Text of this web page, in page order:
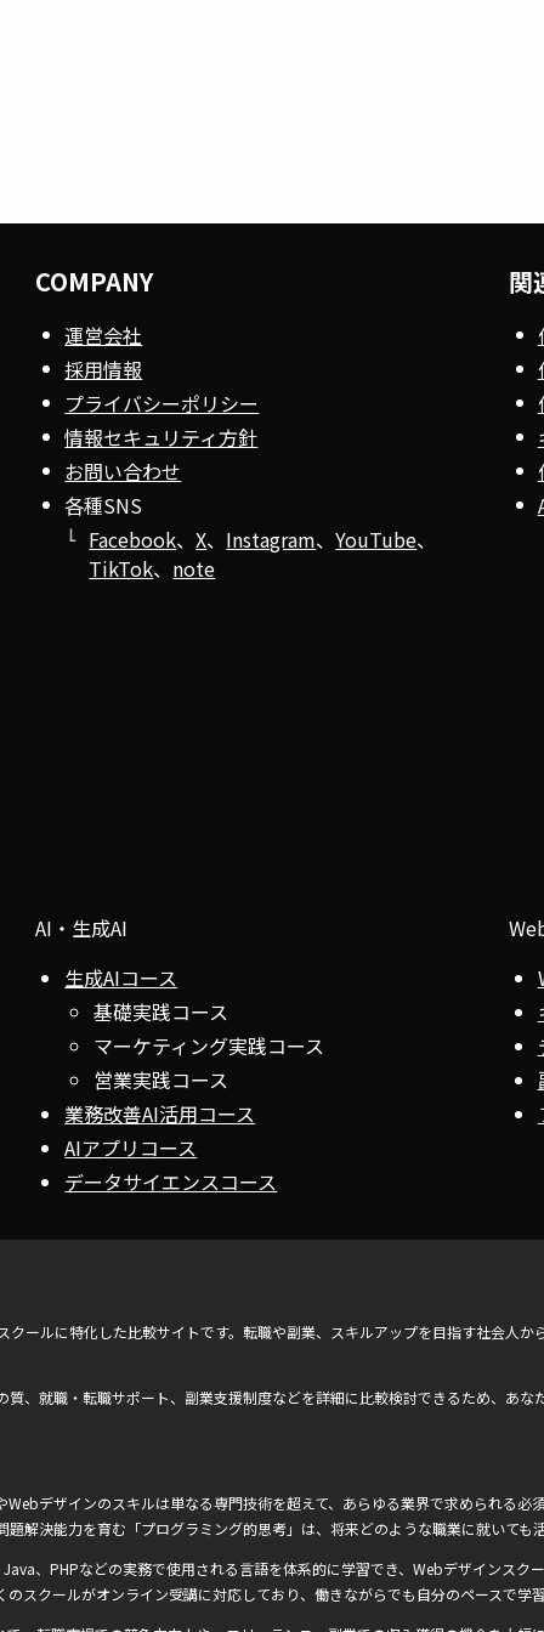
COMPANY
運営会社
採用情報
プライバシーポリシー
情報セキュリティ方針
お問い合わせ
各種SNS
Facebook、X、 Instagram、YouTube、
TikTok、 note
関
AI・生成AI
生成AIコース
基礎実践コース
マーケティング実践コース
営業実践コース
業務改善AI活用コース
AIアプリコース
データサイエンスコース
ールに特化した比較サイトです。転職や副業、スキルアップを目指す社会人
、就職・転職サポート、副業支援制度などを詳細に比較検討できるため、あ
デザインのスキルは単なる専門技術を超えて、あらゆる業界で求められる
解決能力を育む「プログラミング的思考」は、将来どのような職業に就いても
、PHPなどの実務で使用される言語を体系的に学習でき、Webデザインスク
スクールがオンライン受講に対応しており、働きながらでも自分のペースで学